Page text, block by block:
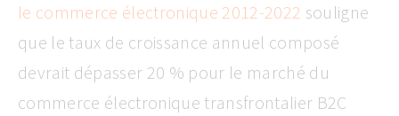
le commerce électronique 2012-2022 souligne
que le taux de croissance annuel composé
devrait dépasser 20 % pour le marché du
commerce électronique transfrontalier B2C